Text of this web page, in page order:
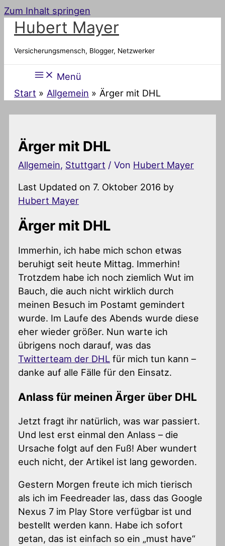
Zum Inhalt springen
Hubert Mayer
Versicherungsmensch, Blogger, Netzwerker
Menü
Start
Allgemein Ärger mit DHL
Ärger mit DHL
Allgemein, Stuttgart / Von Hubert Mayer
Last Updated on 7. Oktober 2016 by
Hubert Mayer
Ärger mit DHL
Immerhin, ich habe mich schon etwas
beruhigt seit heute Mittag. Immerhin!
Trotzdem habe ich noch ziemlich Wut im
Bauch, die auch nicht wirklich durch
meinen Besuch im Postamt gemindert
wurde. Im Laufe des Abends wurde diese
eher wieder größer. Nun warte ich
übrigens noch darauf, was das
Twitterteam der DHL für mich tun kann –
danke auf alle Fälle für den Einsatz.
Anlass für meinen Ärger über DHL
Jetzt fragt ihr natürlich, was war passiert.
Und lest erst einmal den Anlass – die
Ursache folgt auf den Fuß! Aber wundert
euch nicht, der Artikel ist lang geworden.
Gestern Morgen freute ich mich tierisch
als ich im Feedreader las, dass das Google
Nexus 7 im Play Store verfügbar ist und
bestellt werden kann. Habe ich sofort
getan, das ist einfach so ein „must have“